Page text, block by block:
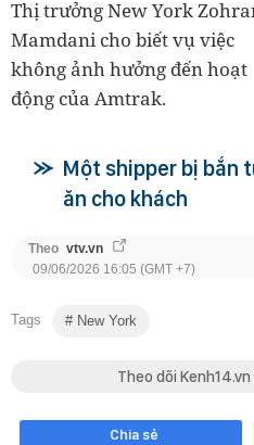
Thị trưởng New York
Mamdani cho biết vụ việc
không ảnh hưởng đến hoạt
động của Amtrak.
Một shipper bị bắn
ăn cho khách
Theo vtv.vn
09/06/2026 16:05 (GMT +7)
Tags New York
Theo dõi
Chia sẻ